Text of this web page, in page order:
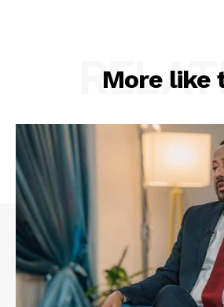
More like